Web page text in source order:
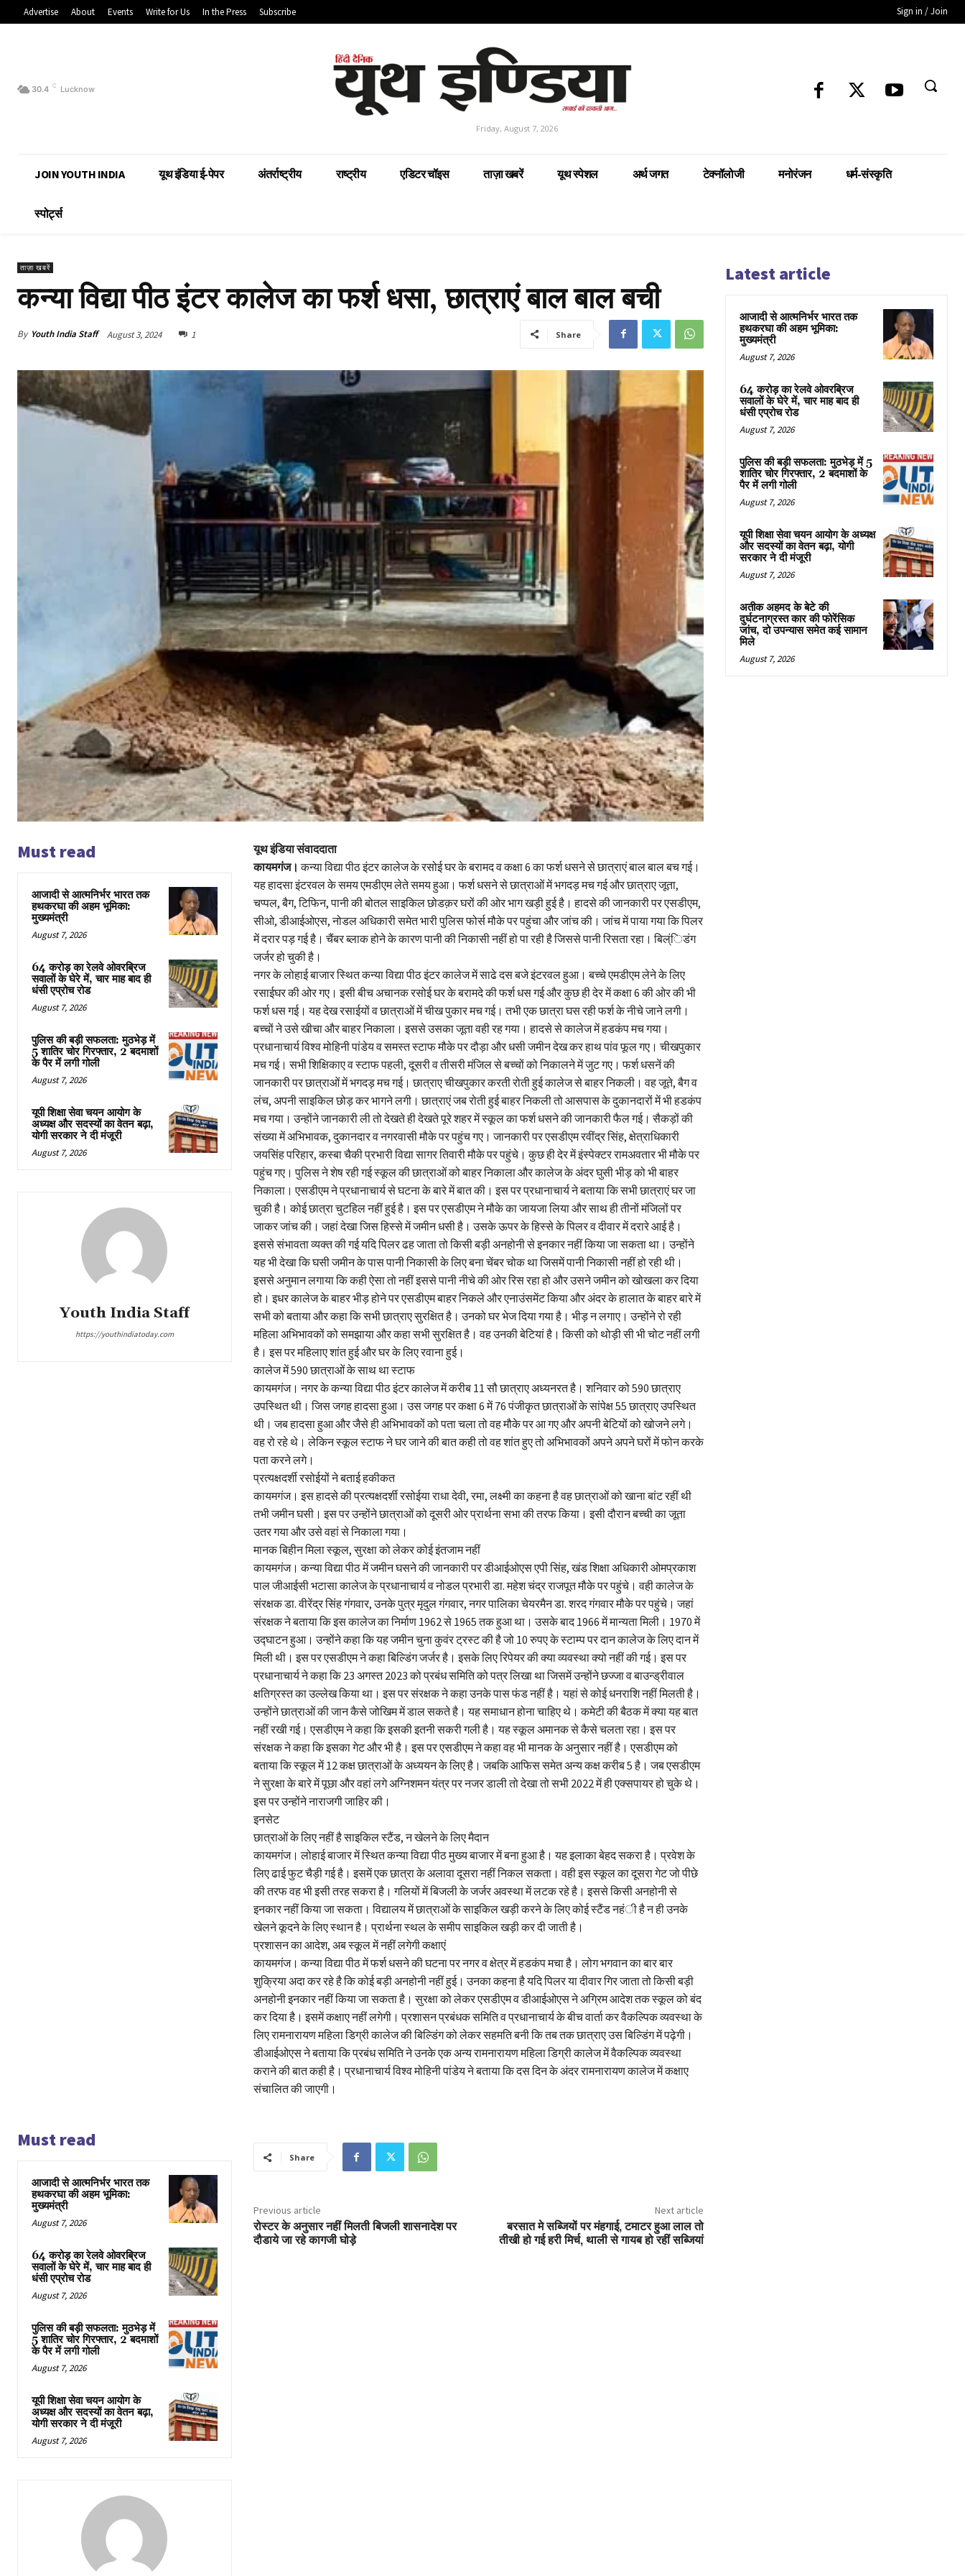
Advertise About Events Write for Us In the Press Subscribe Sign in / Join
30.4 C Lucknow
Friday, August 7, 2026
JOIN YOUTH INDIA यूथ इंडिया ई-पेपर अंतर्राष्ट्रीय राष्ट्रीय एडिटर चॉइस ताज़ा खबरें यूथ स्पेशल अर्थ जगत टेक्नॉलोजी मनोरंजन धर्म-संस्कृति
स्पोर्ट्स
ताज़ा खबरें
कन्या विद्या पीठ इंटर कालेज का फर्श धसा, छात्राएं बाल बाल बची
By Youth India Staff August 3, 2024 1 Share
Must read
आजादी से आत्मनिर्भर भारत तक
हथकरघा की अहम भूमिका:
मुख्यमंत्री
August 7, 2026
64 करोड़ का रेलवे ओवरब्रिज
सवालों के घेरे में, चार माह बाद ही
धंसी एप्रोच रोड
August 7, 2026
पुलिस की बड़ी सफलता: मुठभेड़ में
5 शातिर चोर गिरफ्तार, 2 बदमाशों
के पैर में लगी गोली
August 7, 2026
यूपी शिक्षा सेवा चयन आयोग के
अध्यक्ष और सदस्यों का वेतन बढ़ा,
योगी सरकार ने दी मंजूरी
August 7, 2026
Youth India Staff
https://youthindiatoday.com
यूथ इंडिया संवाददाता
कायमगंज। कन्या विद्या पीठ इंटर कालेज के रसोई घर के बरामद व कक्षा 6 का फर्श धसने से छात्राएं बाल बाल बच गई।
यह हादसा इंटरवल के समय एमडीएम लेते समय हुआ। फर्श धसने से छात्राओं में भगदड़ मच गई और छात्राए जूता,
चप्पल, बैग, टिफिन, पानी की बोतल साइकिल छोडक़र घरों की ओर भाग खड़ी हुई है। हादसे की जानकारी पर एसडीएम,
सीओ, डीआईओएस, नोडल अधिकारी समेत भारी पुलिस फोर्स मौके पर पहुंचा और जांच की। जांच में पाया गया कि पिलर
में दरार पड़ गई है। चैंबर ब्लाक होने के कारण पानी की निकासी नहीं हो पा रही है जिससे पानी रिसता रहा। बिल्ंिडंग
जर्जर हो चुकी है।
नगर के लोहाई बाजार स्थित कन्या विद्या पीठ इंटर कालेज में साढे दस बजे इंटरवल हुआ। बच्चे एमडीएम लेने के लिए
रसाईघर की ओर गए। इसी बीच अचानक रसोई घर के बरामदे की फर्श धस गई और कुछ ही देर में कक्षा 6 की ओर की भी
फर्श धस गई। यह देख रसाईयों व छात्राओं में चीख पुकार मच गई। तभी एक छात्रा घस रही फर्श के नीचे जाने लगी।
बच्चों ने उसे खीचा और बाहर निकाला। इससे उसका जूता वही रह गया। हादसे से कालेज में हडकंप मच गया।
प्रधानाचार्य विश्व मोहिनी पांडेय व समस्त स्टाफ मौके पर दौड़ा और धसी जमीन देख कर हाथ पांव फूल गए। चीखपुकार
मच गई। सभी शिक्षिकाए व स्टाफ पहली, दूसरी व तीसरी मंजिल से बच्चों को निकालने में जुट गए। फर्श धसनें की
जानकारी पर छात्राओं में भगदड़ मच गई। छात्राए चीखपुकार करती रोती हुई कालेज से बाहर निकली। वह जूते, बैग व
लंच, अपनी साइकिल छोड़ कर भागने लगी। छात्राएं जब रोती हुई बाहर निकली तो आसपास के दुकानदारों में भी हडकंप
मच गया। उन्होंने जानकारी ली तो देखते ही देखते पूरे शहर में स्कूल का फर्श धसने की जानकारी फैल गई। सैकड़ों की
संख्या में अभिभावक, दुकानदार व नगरवासी मौके पर पहुंच गए। जानकारी पर एसडीएम रवींद्र सिंह, क्षेत्राधिकारी
जयसिंह परिहार, कस्बा चैकी प्रभारी विद्या सागर तिवारी मौके पर पहुंचे। कुछ ही देर में इंस्पेक्टर रामअवतार भी मौके पर
पहुंच गए। पुलिस ने शेष रही गई स्कूल की छात्राओं को बाहर निकाला और कालेज के अंदर घुसी भीड़ को भी बाहर
निकाला। एसडीएम ने प्रधानाचार्य से घटना के बारे में बात की। इस पर प्रधानाचार्य ने बताया कि सभी छात्राएं घर जा
चुकी है। कोई छात्रा चुटहिल नहीं हुई है। इस पर एसडीएम ने मौके का जायजा लिया और साथ ही तीनों मंजिलों पर
जाकर जांच की। जहां देखा जिस हिस्से में जमीन धसी है। उसके ऊपर के हिस्से के पिलर व दीवार में दरारे आई है।
इससे संभावता व्यक्त की गई यदि पिलर ढह जाता तो किसी बड़ी अनहोनी से इनकार नहीं किया जा सकता था। उन्होंने
यह भी देखा कि घसी जमीन के पास पानी निकासी के लिए बना चेंबर चोक था जिसमें पानी निकासी नहीं हो रही थी।
इससे अनुमान लगाया कि कही ऐसा तो नहीं इससे पानी नीचे की ओर रिस रहा हो और उसने जमीन को खोखला कर दिया
हो। इधर कालेज के बाहर भीड़ होने पर एसडीएम बाहर निकले और एनाउंसमेंट किया और अंदर के हालात के बाहर बारे में
सभी को बताया और कहा कि सभी छात्राए सुरक्षित है। उनको घर भेज दिया गया है। भीड़ न लगाए। उन्होंने रो रही
महिला अभिभावकों को समझाया और कहा सभी सुरक्षित है। वह उनकी बेटियां है। किसी को थोड़ी सी भी चोट नहीं लगी
है। इस पर महिलाए शांत हुई और घर के लिए रवाना हुई।
कालेज में 590 छात्राओं के साथ था स्टाफ
कायमगंज। नगर के कन्या विद्या पीठ इंटर कालेज में करीब 11 सौ छात्राए अध्यनरत है। शनिवार को 590 छात्राए
उपस्थित थी। जिस जगह हादसा हुआ। उस जगह पर कक्षा 6 में 76 पंजीकृत छात्राओं के सांपेक्ष 55 छात्राए उपस्थित
थी। जब हादसा हुआ और जैसे ही अभिभावकों को पता चला तो वह मौके पर आ गए और अपनी बेटियों को खोजने लगे।
वह रो रहे थे। लेकिन स्कूल स्टाफ ने घर जाने की बात कही तो वह शांत हुए तो अभिभावकों अपने अपने घरों में फोन करके
पता करने लगे।
प्रत्यक्षदर्शी रसोईयों ने बताई हकीकत
कायमगंज। इस हादसे की प्रत्यक्षदर्शी रसोईया राधा देवी, रमा, लक्ष्मी का कहना है वह छात्राओं को खाना बांट रहीं थी
तभी जमीन घसी। इस पर उन्होंने छात्राओं को दूसरी ओर प्रार्थना सभा की तरफ किया। इसी दौरान बच्ची का जूता
उतर गया और उसे वहां से निकाला गया।
मानक बिहीन मिला स्कूल, सुरक्षा को लेकर कोई इंतजाम नहीं
कायमगंज। कन्या विद्या पीठ में जमीन घसने की जानकारी पर डीआईओएस एपी सिंह, खंड शिक्षा अधिकारी ओमप्रकाश
पाल जीआईसी भटासा कालेज के प्रधानाचार्य व नोडल प्रभारी डा. महेश चंद्र राजपूत मौके पर पहुंचे। वही कालेज के
संरक्षक डा. वीरेंद्र सिंह गंगवार, उनके पुत्र मृदुल गंगवार, नगर पालिका चेयरमैन डा. शरद गंगवार मौके पर पहुंचे। जहां
संरक्षक ने बताया कि इस कालेज का निर्माण 1962 से 1965 तक हुआ था। उसके बाद 1966 में मान्यता मिली। 1970 में
उद्घाटन हुआ। उन्होंने कहा कि यह जमीन चुना कुवंर ट्रस्ट की है जो 10 रुपए के स्टाम्प पर दान कालेज के लिए दान में
मिली थी। इस पर एसडीएम ने कहा बिल्डिंग जर्जर है। इसके लिए रिपेयर की क्या व्यवस्था क्यो नहीं की गई। इस पर
प्रधानाचार्य ने कहा कि 23 अगस्त 2023 को प्रबंध समिति को पत्र लिखा था जिसमें उन्होंने छज्जा व बाउन्ड्रीवाल
क्षतिग्रस्त का उल्लेख किया था। इस पर संरक्षक ने कहा उनके पास फंड नहीं है। यहां से कोई धनराशि नहीं मिलती है।
उन्होंने छात्राओं की जान कैसे जोखिम में डाल सकते है। यह समाधान होना चाहिए थे। कमेटी की बैठक में क्या यह बात
नहीं रखी गई। एसडीएम ने कहा कि इसकी इतनी सकरी गली है। यह स्कूल अमानक से कैसे चलता रहा। इस पर
संरक्षक ने कहा कि इसका गेट और भी है। इस पर एसडीएम ने कहा वह भी मानक के अनुसार नहीं है। एसडीएम को
बताया कि स्कूल में 12 कक्ष छात्राओं के अध्ययन के लिए है। जबकि आफिस समेत अन्य कक्ष करीब 5 है। जब एसडीएम
ने सुरक्षा के बारे में पूछा और वहां लगे अग्निशमन यंत्र पर नजर डाली तो देखा तो सभी 2022 में ही एक्सपायर हो चुके थे।
इस पर उन्होंने नाराजगी जाहिर की।
इनसेट
छात्राओं के लिए नहीं है साइकिल स्टैंड, न खेलने के लिए मैदान
कायमगंज। लोहाई बाजार में स्थित कन्या विद्या पीठ मुख्य बाजार में बना हुआ है। यह इलाका बेहद सकरा है। प्रवेश के
लिए ढाई फुट चैड़ी गई है। इसमें एक छात्रा के अलावा दूसरा नहीं निकल सकता। वही इस स्कूल का दूसरा गेट जो पीछे
की तरफ वह भी इसी तरह सकरा है। गलियों में बिजली के जर्जर अवस्था में लटक रहे है। इससे किसी अनहोनी से
इनकार नहीं किया जा सकता। विद्यालय में छात्राओं के साइकिल खड़ी करने के लिए कोई स्टैंड नहंी है न ही उनके
खेलने कूदने के लिए स्थान है। प्रार्थना स्थल के समीप साइकिल खड़ी कर दी जाती है।
प्रशासन का आदेश, अब स्कूल में नहीं लगेगी कक्षाएं
कायमगंज। कन्या विद्या पीठ में फर्श धसने की घटना पर नगर व क्षेत्र में हडकंप मचा है। लोग भगवान का बार बार
शुक्रिया अदा कर रहे है कि कोई बड़ी अनहोनी नहीं हुई। उनका कहना है यदि पिलर या दीवार गिर जाता तो किसी बड़ी
अनहोनी इनकार नहीं किया जा सकता है। सुरक्षा को लेकर एसडीएम व डीआईओएस ने अग्रिम आदेश तक स्कूल को बंद
कर दिया है। इसमें कक्षाए नहीं लगेगी। प्रशासन प्रबंधक समिति व प्रधानाचार्य के बीच वार्ता कर वैकल्पिक व्यवस्था के
लिए रामनारायण महिला डिग्री कालेज की बिल्डिंग को लेकर सहमति बनी कि तब तक छात्राए उस बिल्डिंग में पढ़ेगी।
डीआईओएस ने बताया कि प्रबंध समिति ने उनके एक अन्य रामनारायण महिला डिग्री कालेज में वैकल्पिक व्यवस्था
कराने की बात कही है। प्रधानाचार्य विश्व मोहिनी पांडेय ने बताया कि दस दिन के अंदर रामनारायण कालेज में कक्षाए
संचालित की जाएगी।
Must read
आजादी से आत्मनिर्भर भारत तक
हथकरघा की अहम भूमिका:
मुख्यमंत्री
August 7, 2026
64 करोड़ का रेलवे ओवरब्रिज
सवालों के घेरे में, चार माह बाद ही
धंसी एप्रोच रोड
August 7, 2026
पुलिस की बड़ी सफलता: मुठभेड़ में
5 शातिर चोर गिरफ्तार, 2 बदमाशों
के पैर में लगी गोली
August 7, 2026
यूपी शिक्षा सेवा चयन आयोग के
अध्यक्ष और सदस्यों का वेतन बढ़ा,
योगी सरकार ने दी मंजूरी
August 7, 2026
Share
Previous article
रोस्टर के अनुसार नहीं मिलती बिजली शासनादेश पर
दौडाये जा रहे कागजी घोड़े
Next article
बरसात मे सब्जियों पर मंहगाई, टमाटर हुआ लाल तो
तीखी हो गई हरी मिर्च, थाली से गायब हो रहीं सब्जियां
Latest article
आजादी से आत्मनिर्भर भारत तक
हथकरघा की अहम भूमिका:
मुख्यमंत्री
August 7, 2026
64 करोड़ का रेलवे ओवरब्रिज
सवालों के घेरे में, चार माह बाद ही
धंसी एप्रोच रोड
August 7, 2026
पुलिस की बड़ी सफलता: मुठभेड़ में 5
शातिर चोर गिरफ्तार, 2 बदमाशों के
पैर में लगी गोली
August 7, 2026
यूपी शिक्षा सेवा चयन आयोग के अध्यक्ष
और सदस्यों का वेतन बढ़ा, योगी
सरकार ने दी मंजूरी
August 7, 2026
अतीक अहमद के बेटे की
दुर्घटनाग्रस्त कार की फोरेंसिक
जांच, दो उपन्यास समेत कई सामान
मिले
August 7, 2026